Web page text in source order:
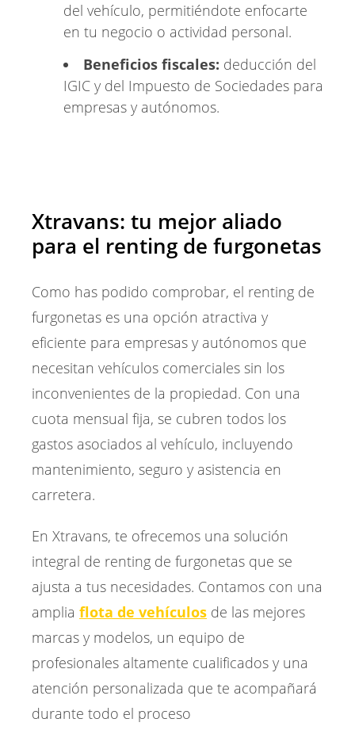
del vehículo, permitiéndote enfocarte
en tu negocio o actividad personal.
Beneficios fiscales: deducción del
IGIC y del Impuesto de Sociedades para
empresas y autónomos.
Xtravans: tu mejor aliado
para el renting de furgonetas
Como has podido comprobar, el renting de
furgonetas es una opción atractiva y
eficiente para empresas y autónomos que
necesitan vehículos comerciales sin los
inconvenientes de la propiedad. Con una
cuota mensual fija, se cubren todos los
gastos asociados al vehículo, incluyendo
mantenimiento, seguro y asistencia en
carretera.
En Xtravans, te ofrecemos una solución
integral de renting de furgonetas que se
ajusta a tus necesidades. Contamos con una
amplia flota de vehículos de las mejores
marcas y modelos, un equipo de
profesionales altamente cualificados y una
atención personalizada que te acompañará
durante todo el proceso